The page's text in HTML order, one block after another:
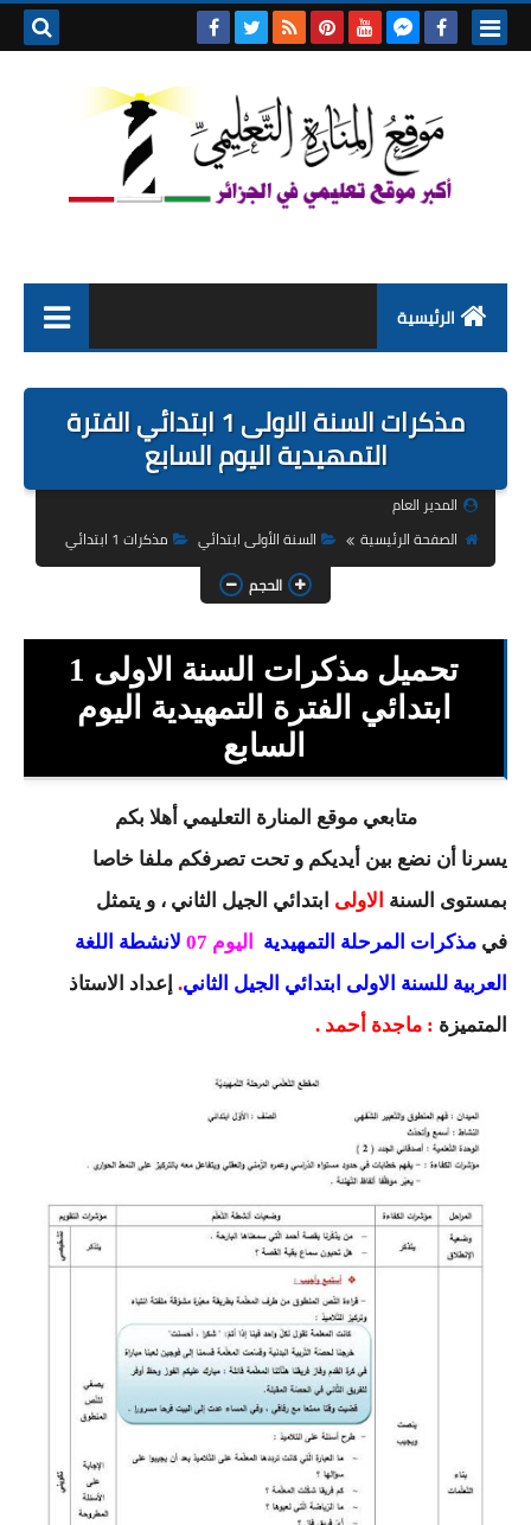
الرئيسية
التربية التحضيرية
السنة الاولى ابتدائي
السنة الثانية ابتدائي
السنة الثالثة ابتدائي
السنة الرابعة ابتدائي
السنة الخامسة ابتدائي
شهادة التعليم الابتدائي
تزيين القسم
التعليم المتوسط
السنة الاولى متوسط
السنة الثانية متوسط
السنة الرابعة متوسط
بنك الفروض و الاختبارات
محفظة الأستاذ
بنك مذكرات الاستاذ
بنك التوزيعات الشهرية
دفاتر استاذ التعليم الابتدائي
المسابقات المهنية
مذكرات السنة الاولى 1 ابتدائي الفترة
التمهيدية اليوم السابع
المدير العام
الصفحة الرئيسية
السنة الأولى ابتدائي
مذكرات 1 ابتدائي
الحجم
تحميل مذكرات السنة الاولى 1
ابتدائي الفترة التمهيدية اليوم
السابع
متابعي موقع المنارة التعليمي أهلا بكم
يسرنا أن نضع بين أيديكم و تحت تصرفكم ملفا خاصا
بمستوى السنة الاولى ابتدائي الجيل الثاني ، و يتمثل
في مذكرات المرحلة التمهيدية اليوم 07
لانشطة اللغة
العربية للسنة الاولى ابتدائي الجيل الثاني. إعداد الاستاذ
المتميزة : ماجدة أحمد .